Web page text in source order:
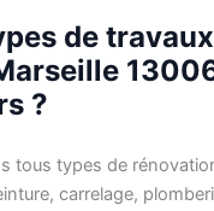
de
?
tous types de
carrelage,